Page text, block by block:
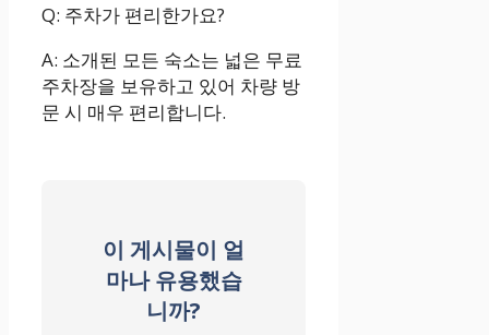
Q: 주차가 편리한가요?
A: 소개된 모든 숙소는 넓은 무료
주차장을 보유하고 있어 차량 방
문 시 매우 편리합니다.
이 게시물이 얼
마나 유용했습
니까?